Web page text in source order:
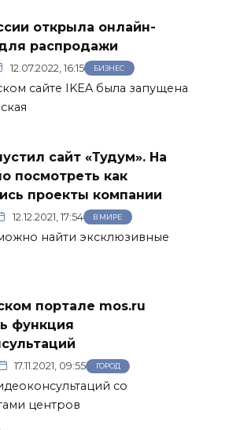
открыла онлайн-
распродажи
12.07.2022, 16:15 БИЗНЕС
сайте IKEA была запущена
сайт «Тудум». На
посмотреть как
проекты компании
12.12.2021, 17:54 В МИРЕ
найти эксклюзивные
портале mos.ru
функция
17.11.2021, 09:55 ГОРОД
со
центров